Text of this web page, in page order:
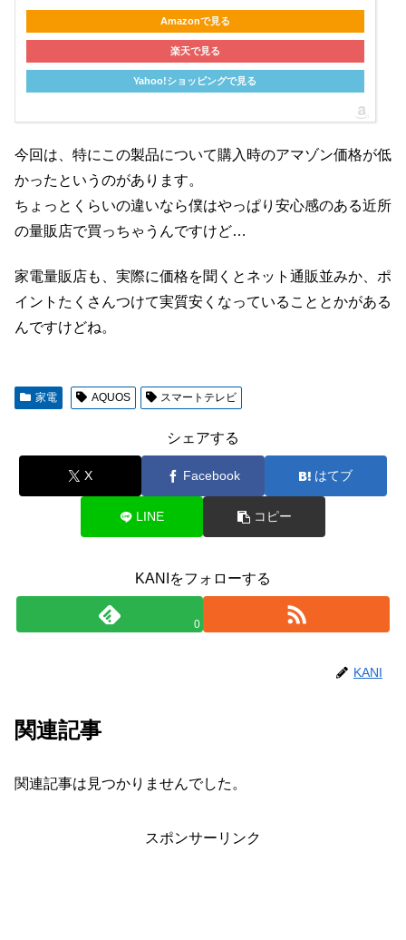
Amazonで見る
楽天で見る
Yahoo!ショッピングで見る
今回は、特にこの製品について購入時のアマゾン価格が低
かったというのがあります。
ちょっとくらいの違いなら僕はやっぱり安心感のある近所
の量販店で買っちゃうんですけど…
家電量販店も、実際に価格を聞くとネット通販並みか、ポ
イントたくさんつけて実質安くなっていることとかがある
んですけどね。
家電 AQUOS スマートテレビ
シェアする
X Facebook はてブ
LINE コピー
KANIをフォローする
0
KANI
関連記事
関連記事は見つかりませんでした。
スポンサーリンク